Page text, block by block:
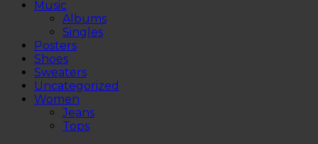
Music
Albums
Singles
Posters
Shoes
Sweaters
Uncategorized
Women
Jeans
Tops